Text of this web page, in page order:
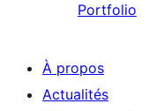
Portfolio
À propos
Actualités